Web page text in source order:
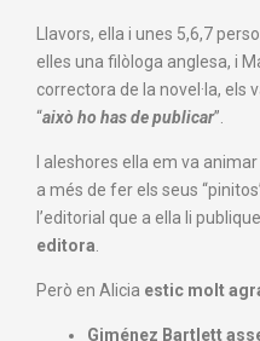
Llavors, ella i unes 5,6,7
elles una filòloga anglesa, i
correctora de la novel·la, els
“això ho has de publicar”.
I aleshores ella em va
a més de fer els seus
l’editorial que a ella li
editora
Però en Alicia estic molt
Giménez Bartlett